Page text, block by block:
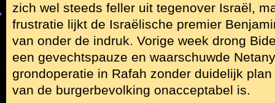
zich wel steeds feller uit tegenover Israël,
frustratie lijkt de Israëlische premier
van onder de indruk. Vorige week drong
een gevechtspauze en waarschuwde
grondoperatie in Rafah zonder duidelijk
van de burgerbevolking onacceptabel is.